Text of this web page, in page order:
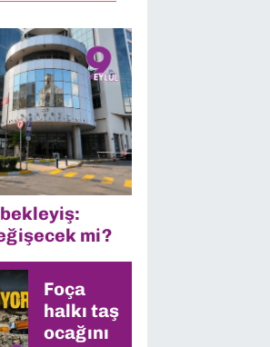
mi?
Foça
halkı taş
ocağını